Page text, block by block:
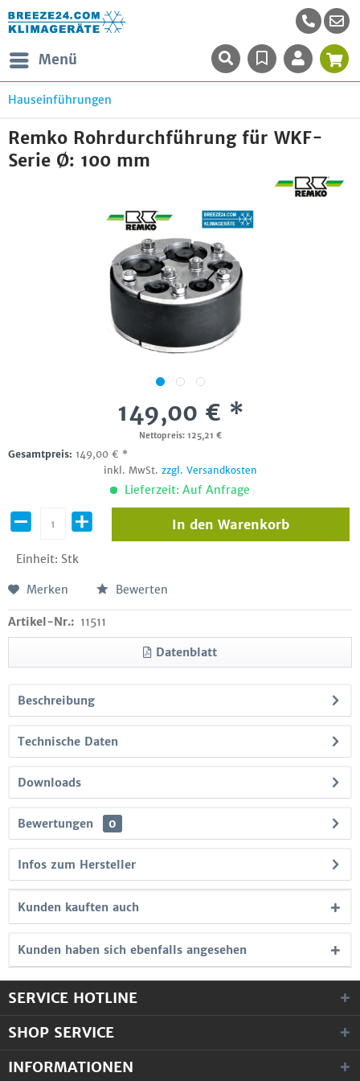
Menü
Hauseinführungen
Remko Rohrdurchführung für WKF-
Serie Ø: 100 mm
149,00 € *
Nettopreis: 125,21 €
Gesamtpreis: 149,00 € *
inkl. MwSt. zzgl. Versandkosten
Lieferzeit: Auf Anfrage
Einheit: Stk
In den Warenkorb
Merken Bewerten
Artikel-Nr.: 11511
Datenblatt
Beschreibung
Technische Daten
Downloads
Bewertungen 0
Infos zum Hersteller
Kunden kauften auch
Kunden haben sich ebenfalls angesehen
SERVICE HOTLINE
SHOP SERVICE
INFORMATIONEN